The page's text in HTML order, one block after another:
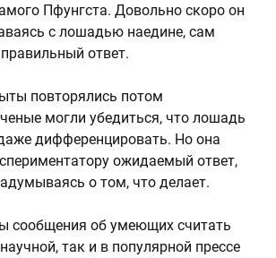
Пфунгста. Довольно скоро он
с лошадью наедине, сам
ответ.
повторялись потом
могли убедиться, что лошадь
дифференцировать. Но она
ожидаемый ответ,
о том, что делает.
сообщения об умеющих считать
так и в популярной прессе